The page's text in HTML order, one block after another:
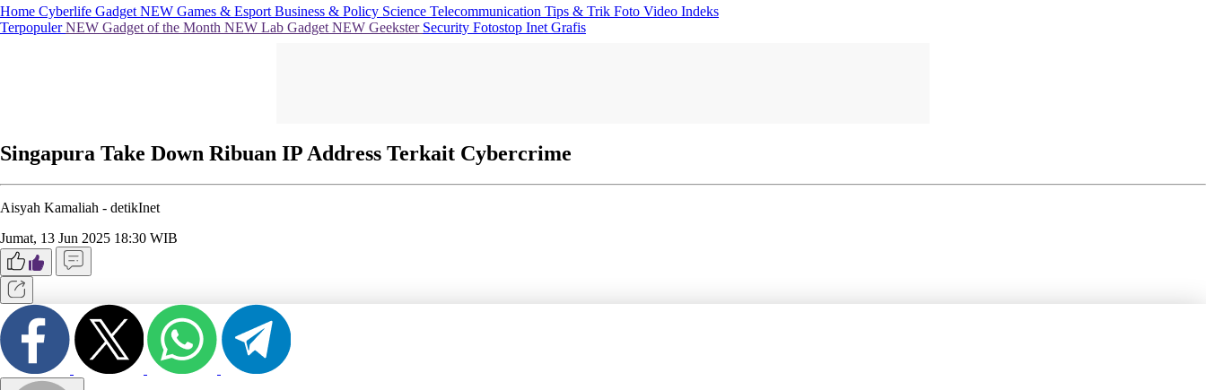
Home Cyberlife Gadget NEW Games & Esport Business & Policy Science Telecommunication Tips & Trik Foto Video Indeks
TerpopulerNEW Gadget of the Month NEW Lab Gadget NEW Geekster Security Fotostop Inet Grafis
Singapura Take Down Ribuan IP Address Terkait Cybercrime
Aisyah Kamaliah - detikInet
Jumat, 13 Jun 2025 18:30 WIB